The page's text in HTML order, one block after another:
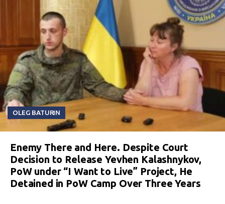
OLEG BATURIN
Enemy There and Here. Despite Court
Decision to Release Yevhen Kalashnykov,
PoW under “I Want to Live” Project, He
Detained in PoW Camp Over Three Years